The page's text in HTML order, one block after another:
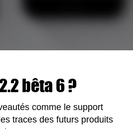
bêta 6 ?
comme le support
traces des futurs produits